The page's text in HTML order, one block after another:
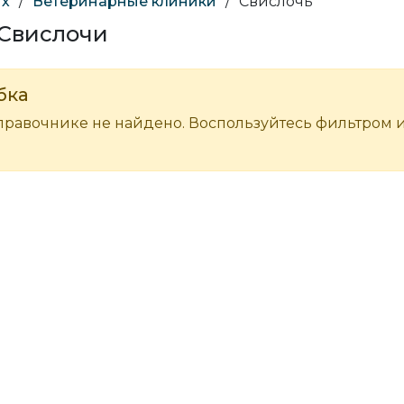
не найдено. Воспользуйтесь фильтром